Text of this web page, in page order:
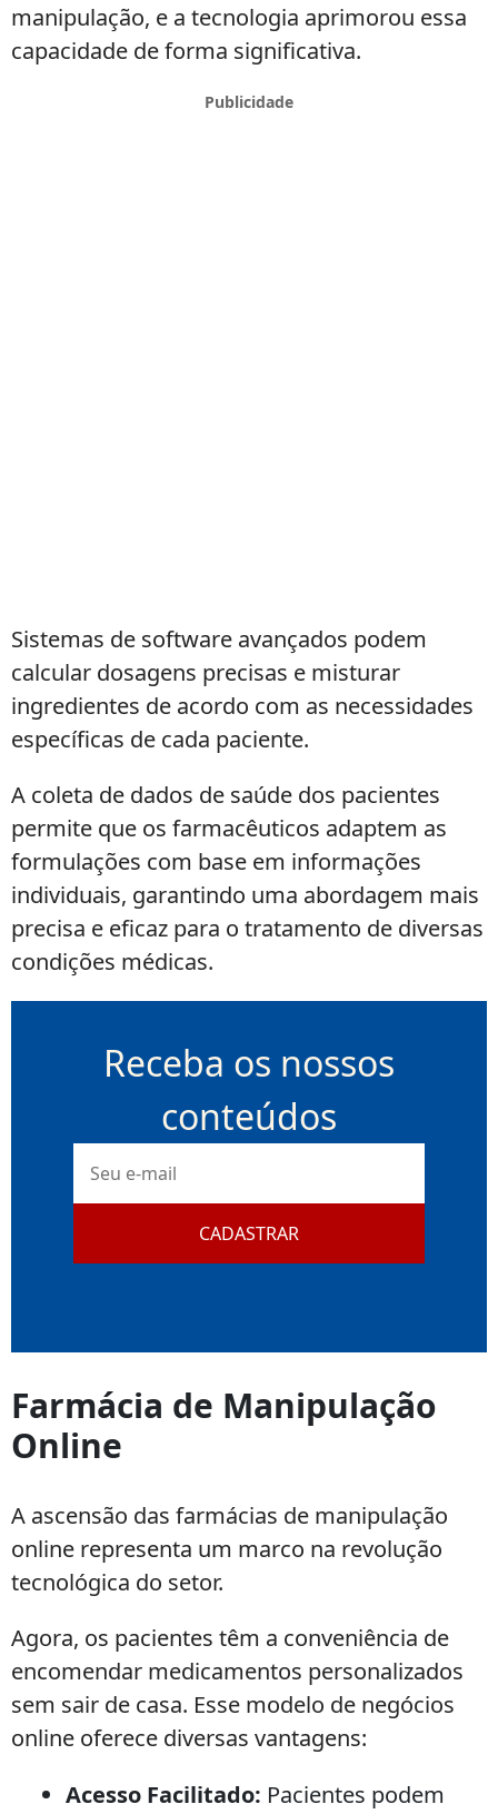
manipulação, e a tecnologia aprimorou essa
capacidade de forma significativa.
Sistemas de software avançados podem
calcular dosagens precisas e misturar
ingredientes de acordo com as necessidades
específicas de cada paciente.
A coleta de dados de saúde dos pacientes
permite que os farmacêuticos adaptem as
formulações com base em informações
individuais, garantindo uma abordagem mais
precisa e eficaz para o tratamento de diversas
condições médicas.
Receba os nossos
conteúdos
mail
CADASTRAR
Farmácia de Manipulação
Online
A ascensão das farmácias de manipulação
online representa um marco na revolução
tecnológica do setor.
Agora, os pacientes têm a conveniência de
encomendar medicamentos personalizados
sem sair de casa. Esse modelo de negócios
online oferece diversas vantagens:
Acesso Facilitado: Pacientes podem